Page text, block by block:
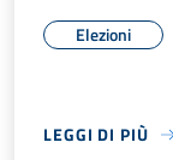
Elezioni
LEGGI DI PIÙ